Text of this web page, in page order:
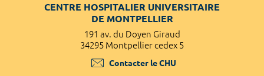
CENTRE HOSPITALIER UNIVERSITAIRE
DE MONTPELLIER
191 av. du Doyen Giraud
34295 Montpellier cedex 5
Contacter le CHU